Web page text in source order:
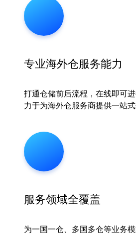
专业海外仓服务能力
打通仓储前后流程，在线即可
力于为海外仓服务商提供一站
服务领域全覆盖
为一国一仓、多国多仓等业务